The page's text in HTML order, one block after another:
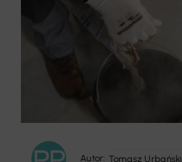
Autor: Tomasz Urbański